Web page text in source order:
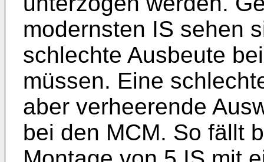
modernsten IS sehen
schlechte Ausbeute
müssen. Eine
aber verheerende
bei den MCM. So fällt